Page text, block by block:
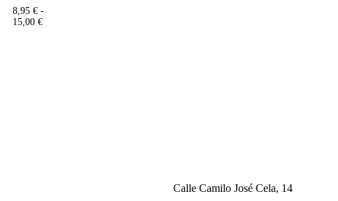
8,95 € -
15,00 €
Calle Camilo José Cela, 14